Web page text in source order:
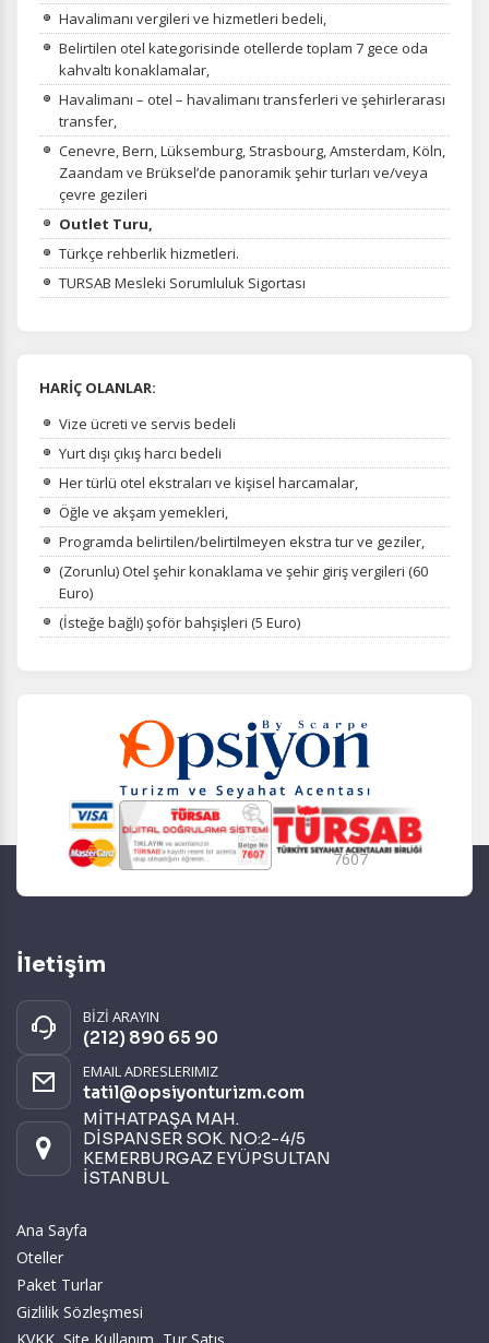
Havalimanı vergileri ve hizmetleri bedeli,
Belirtilen otel kategorisinde otellerde toplam 7 gece oda
kahvaltı konaklamalar,
Havalimanı – otel – havalimanı transferleri ve şehirlerarası
transfer,
Cenevre, Bern, Lüksemburg, Strasbourg, Amsterdam, Köln,
Zaandam ve Brüksel’de panoramik şehir turları ve/veya
çevre gezileri
Outlet Turu,
Türkçe rehberlik hizmetleri.
TURSAB Mesleki Sorumluluk Sigortası
HARİÇ OLANLAR:
Vize ücreti ve servis bedeli
Yurt dışı çıkış harcı bedeli
Her türlü otel ekstraları ve kişisel harcamalar,
Öğle ve akşam yemekleri,
Programda belirtilen/belirtilmeyen ekstra tur ve geziler,
(Zorunlu) Otel şehir konaklama ve şehir giriş vergileri (60
Euro)
(İsteğe bağlı) şoför bahşişleri (5 Euro)
7607
İletişim
BİZİ ARAYIN
(212) 890 65 90
EMAIL ADRESLERIMIZ
tatil@opsiyonturizm.com
MİTHATPAŞA MAH.
DİSPANSER SOK. NO:2-4/5
KEMERBURGAZ EYÜPSULTAN
İSTANBUL
Ana Sayfa
Oteller
Paket Turlar
Gizlilik Sözleşmesi